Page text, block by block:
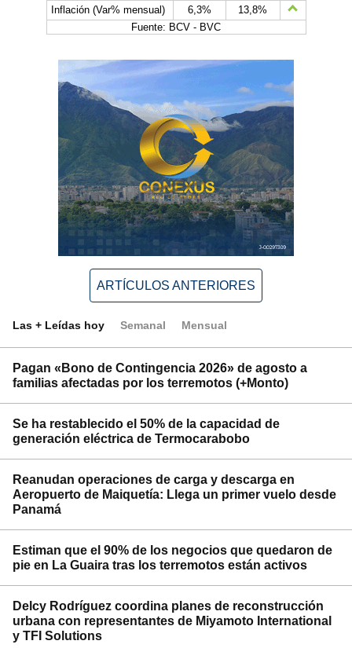
Inflación (Var% mensual)
6,3%
13,8%
Fuente: BCV - BVC
ARTÍCULOS ANTERIORES
Las + Leídas hoy Semanal Mensual
Pagan «Bono de Contingencia 2026» de agosto a
familias afectadas por los terremotos (+Monto)
Se ha restablecido el 50% de la capacidad de
generación eléctrica de Termocarabobo
Reanudan operaciones de carga y descarga en
Aeropuerto de Maiquetía: Llega un primer vuelo desde
Panamá
Estiman que el 90% de los negocios que quedaron de
pie en La Guaira tras los terremotos están activos
Delcy Rodríguez coordina planes de reconstrucción
urbana con representantes de Miyamoto International
y TFI Solutions